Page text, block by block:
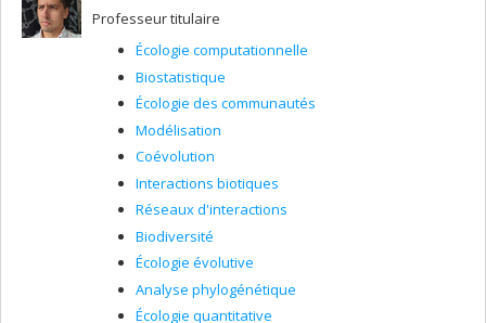
Professeur titulaire
Écologie computationnelle
Biostatistique
Écologie des communautés
Modélisation
Coévolution
Interactions biotiques
Réseaux d'interactions
Biodiversité
Écologie évolutive
Analyse phylogénétique
Écologie quantitative